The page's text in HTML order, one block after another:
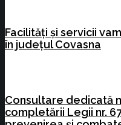
Facilități și servicii
în județul Covasna
Consultare dedicată
completării Legii nr.